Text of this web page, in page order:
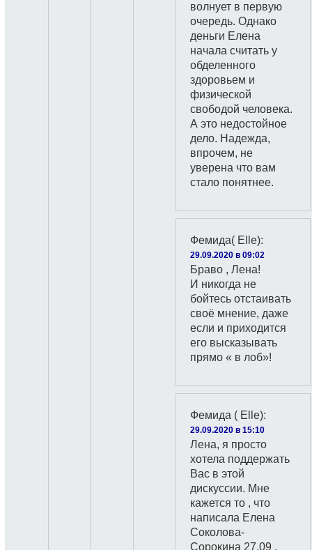
волнует в первую
очередь. Однако
деньги Елена
начала считать у
обделенного
здоровьем и
физической
свободой человека.
А это недостойное
дело. Надежда,
впрочем, не
уверена что вам
стало понятнее.
Фемида( Elle):
29.09.2020 в 09:02
Браво , Лена!
И никогда не
бойтесь отстаивать
своё мнение, даже
если и приходится
его высказывать
прямо « в лоб»!
Фемида ( Elle):
29.09.2020 в 15:10
Лена, я просто
хотела поддержать
Вас в этой
дискуссии. Мне
кажется то , что
написала Елена
Соколова-
Сорокина 27.09 .